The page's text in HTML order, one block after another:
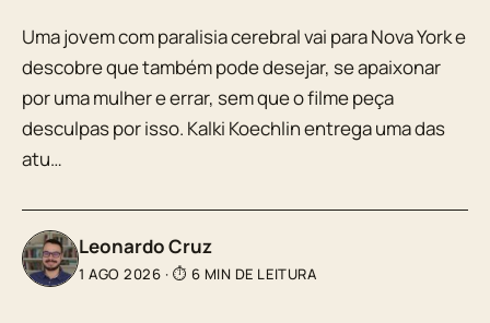
Uma jovem com paralisia cerebral vai para Nova York e
descobre que também pode desejar, se apaixonar
por uma mulher e errar, sem que o filme peça
desculpas por isso. Kalki Koechlin entrega uma das
atu…
Leonardo Cruz
1 AGO 2026 · ⏱ 6 MIN DE LEITURA